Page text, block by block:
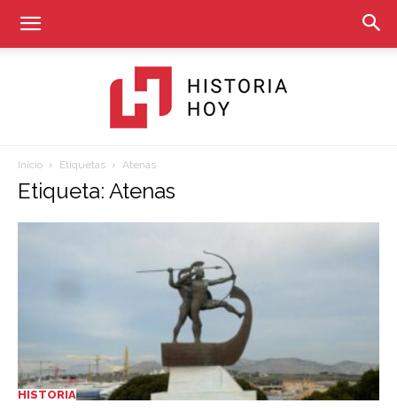
Hoy
Inicio Etiquetas Atenas
Etiqueta: Atenas
HISTORIA